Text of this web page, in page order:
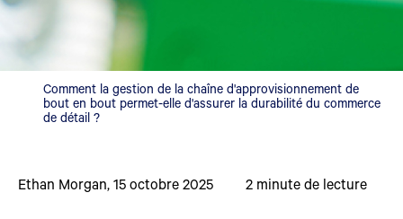
Comment la gestion de la chaîne d'approvisionnement de
bout en bout permet-elle d'assurer la durabilité du commerce
de détail ?
Ethan Morgan,15 octobre 2025 2 minute de lecture